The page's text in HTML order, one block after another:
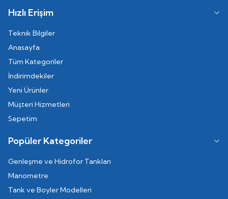
Hızlı Erişim
Teknik Bilgiler
Anasayfa
Tüm Kategoriler
İndirimdekiler
Yeni Ürünler
Müşteri Hizmetleri
Sepetim
Popüler Kategoriler
Genleşme ve Hidrofor Tankları
Manometre
Tank ve Boyler Modelleri